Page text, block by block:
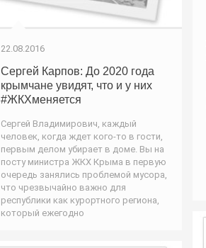
22.08.2016
Сергей Карпов: До 2020 года
крымчане увидят, что и у них
#ЖКХменяется
Сергей Владимирович, каждый
человек, когда ждет кого-то в гости,
первым делом убирает в доме. Вы на
посту министра ЖКХ Крыма в первую
очередь занялись проблемой мусора,
что чрезвычайно важно для
республики как курортного региона,
который ежегодно